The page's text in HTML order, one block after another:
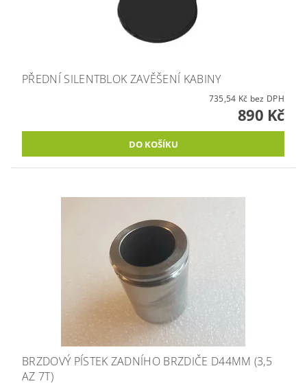
PŘEDNÍ SILENTBLOK ZAVĚŠENÍ KABINY
735,54 Kč bez DPH
890 Kč
BRZDOVÝ PÍSTEK ZADNÍHO BRZDIČE D44MM (3,5
AZ 7T)